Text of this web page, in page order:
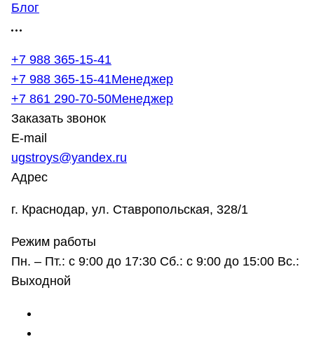
Блог
+7 988 365-15-41
+7 988 365-15-41Менеджер
+7 861 290-70-50Менеджер
Заказать звонок
E-mail
ugstroys@yandex.ru
Адрес
г. Краснодар, ул. Ставропольская, 328/1
Режим работы
Пн. – Пт.: с 9:00 до 17:30 Сб.: с 9:00 до 15:00 Вс.:
Выходной